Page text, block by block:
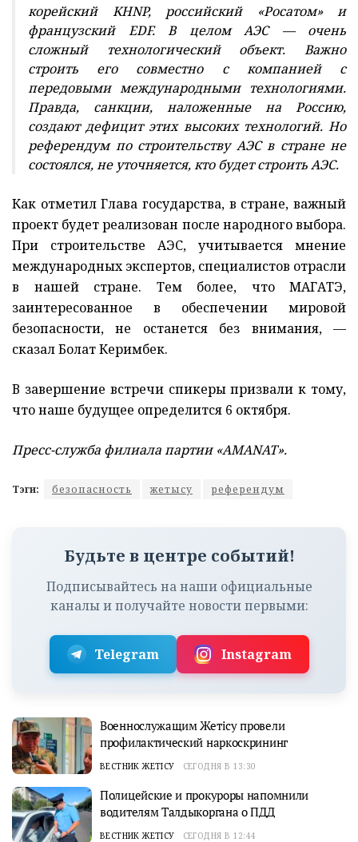
корейский KHNP, российский «Росатом» и
французский EDF. В целом АЭС — очень
сложный технологический объект. Важно
строить его совместно с компанией с
передовыми международными технологиями.
Правда, санкции, наложенные на Россию,
создают дефицит этих высоких технологий. Но
референдум по строительству АЭС в стране не
состоялся, не уточняется, кто будет строить АЭС.
Как отметил Глава государства, в стране, важный
проект будет реализован после народного выбора.
При строительстве АЭС, учитывается мнение
международных экспертов, специалистов отрасли
в нашей стране. Тем более, что МАГАТЭ,
заинтересованное в обеспечении мировой
безопасности, не останется без внимания, —
сказал Болат Керимбек.
В завершение встречи спикеры призвали к тому,
что наше будущее определится 6 октября.
Пресс-служба филиала партии «AMANAT».
Тэги: безопасность жетысу референдум
Будьте в центре событий!
Подписывайтесь на наши официальные
каналы и получайте новости первыми:
Telegram Instagram
Военнослужащим Жетісу провели
профилактический наркоскрининг
ВЕСТНИК ЖЕТІСУ СЕГОДНЯ В 13:30
Полицейские и прокуроры напомнили
водителям Талдыкоргана о ПДД
ВЕСТНИК ЖЕТІСУ СЕГОДНЯ В 12:44